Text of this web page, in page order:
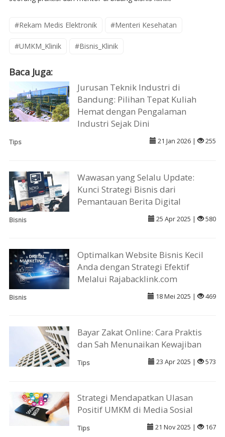
#Rekam Medis Elektronik #Menteri Kesehatan
#UMKM_Klinik #Bisnis_Klinik
Baca Juga:
Jurusan Teknik Industri di
Bandung: Pilihan Tepat Kuliah
Hemat dengan Pengalaman
Industri Sejak Dini
Tips 21 Jan 2026 | 255
Wawasan yang Selalu Update:
Kunci Strategi Bisnis dari
Pemantauan Berita Digital
Bisnis 25 Apr 2025 | 580
Optimalkan Website Bisnis Kecil
Anda dengan Strategi Efektif
Melalui Rajabacklink.com
Bisnis 18 Mei 2025 | 469
Bayar Zakat Online: Cara Praktis
dan Sah Menunaikan Kewajiban
Tips 23 Apr 2025 | 573
Strategi Mendapatkan Ulasan
Positif UMKM di Media Sosial
Tips 21 Nov 2025 | 167